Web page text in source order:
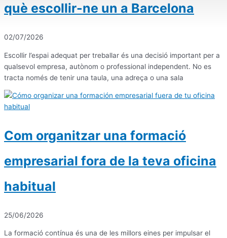
què escollir-ne un a Barcelona
02/07/2026
Escollir l’espai adequat per treballar és una decisió important per a
qualsevol empresa, autònom o professional independent. No es
tracta només de tenir una taula, una adreça o una sala
Com organitzar una formació
empresarial fora de la teva oficina
habitual
25/06/2026
La formació contínua és una de les millors eines per impulsar el